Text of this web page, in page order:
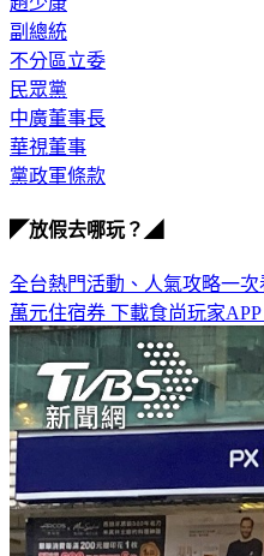
副總統
不分區立委
民眾黨
中廣董事長
華視董事
黨政軍條款
◤放假去哪玩？◢
全台熱門活動、人氣攻略一次
萬元住宿券 下載食尚玩家